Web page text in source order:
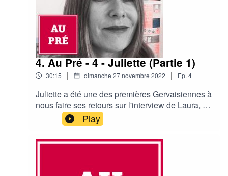
4. Au Pré - 4 - Juliette (Partie 1)
30:15 | dimanche 27 novembre 2022 | Ep. 4
Juliette a été une des premières Gervaisiennes à
nous faire ses retours sur l'interview de Laura, et
on a découvert qu'elle connaissait très bien le
Pré et ses habitants. On a donc décidé de lui
proposer une interview qui s'est révélée
passionnante et pleine de surprises et
: "We, the people" by Mr_Yesterday
Play